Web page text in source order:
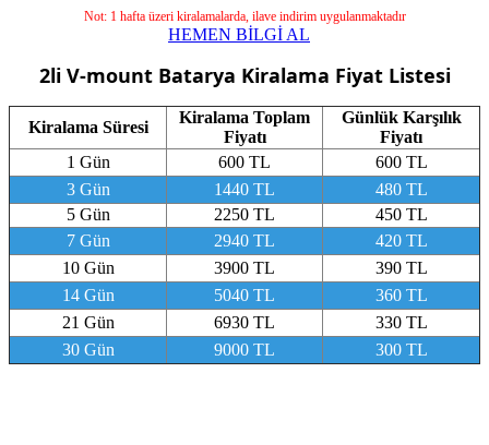
Not: 1 hafta üzeri kiralamalarda, ilave indirim uygulanmaktadır
HEMEN BİLGİ AL
2li V-mount Batarya Kiralama Fiyat Listesi
Kiralama Süresi
Kiralama Toplam
Fiyatı
Günlük Karşılık
Fiyatı
1 Gün
600 TL
600 TL
3 Gün
1440 TL
480 TL
5 Gün
2250 TL
450 TL
7 Gün
2940 TL
420 TL
10 Gün
3900 TL
390 TL
14 Gün
5040 TL
360 TL
21 Gün
6930 TL
330 TL
30 Gün
9000 TL 300 TL